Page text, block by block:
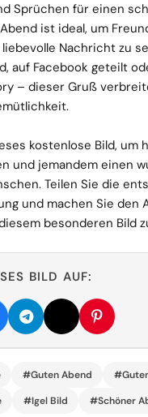
Sprüchen für einen
ist ideal, um
Nachricht zu
auf Facebook geteilt
– dieser Gruß
kostenlose Bild, um
und jemandem einen
Teilen Sie die
und machen Sie den
besonderen Bild
BILD AUF:
#Guten Abend
#Igel Bild
#Schöner